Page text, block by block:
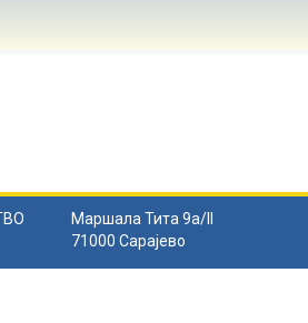
Маршала Тита 9а/II
71000 Сарајево